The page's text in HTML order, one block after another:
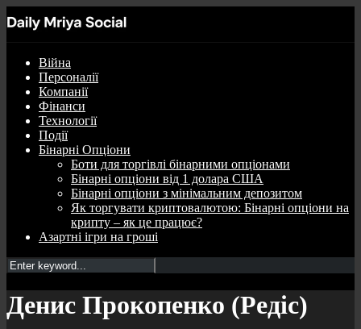
Війна
Персоналії
Компанії
Фінанси
Технології
Події
Бінарні Опціони
Боти для торгівлі бінарними опціонами
Бінарні опціони від 1 долара США
Бінарні опціони з мінімальним депозитом
Як торгувати криптовалютою: Бінарні опціони на
крипту – як це працює?
Азартні ігри на гроші
Денис Прокопенко (Редіс)